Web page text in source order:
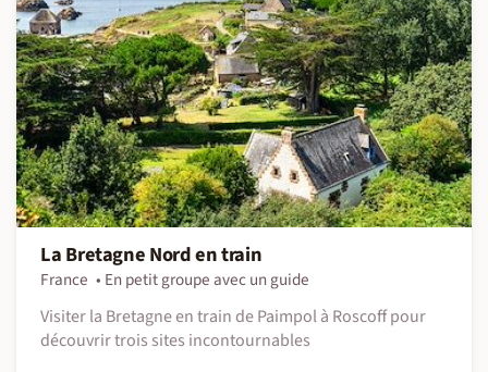
La Bretagne Nord en train
France
En petit groupe avec un guide
Visiter la Bretagne en train de Paimpol à Roscoff pour
découvrir trois sites incontournables